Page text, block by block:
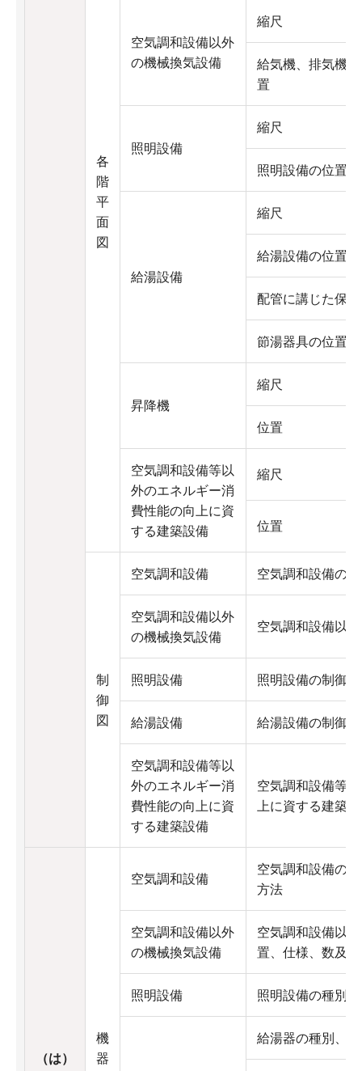
各
階
平
面
図
空気調和設備以外
の機械換気設備
縮尺
給気機、排気機
置
照明設備
縮尺
照明設備の位置
給湯設備
縮尺
給湯設備の位置
配管に講じた保
節湯器具の位置
昇降機
縮尺
位置
空気調和設備等以
外のエネルギー消
費性能の向上に資
する建築設備
縮尺
位置
制
御
図
空気調和設備 空気調和設備の
空気調和設備以外
の機械換気設備
空気調和設備以
照明設備 照明設備の制御
給湯設備 給湯設備の制御
空気調和設備等以
外のエネルギー消
費性能の向上に資
する建築設備
空気調和設備等
上に資する建築
（は）
機
器
空気調和設備
空気調和設備の
方法
空気調和設備以外
の機械換気設備
空気調和設備以
置、仕様、数及
照明設備 照明設備の種別
給湯器の種別、